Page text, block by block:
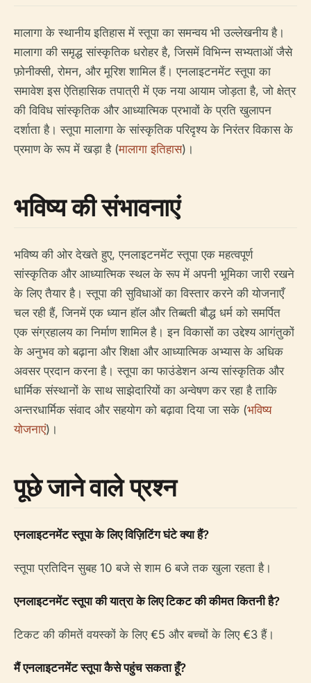
मालागा के स्थानीय इतिहास में स्तूपा का समन्वय भी उल्लेखनीय है।
मालागा की समृद्ध सांस्कृतिक धरोहर है, जिसमें विभिन्न सभ्यताओं जैसे
फ़ोनीक्सी, रोमन, और मूरिश शामिल हैं। एनलाइटनमेंट स्तूपा का
समावेश इस ऐतिहासिक तपात्री में एक नया आयाम जोड़ता है, जो क्षेत्र
की विविध सांस्कृतिक और आध्यात्मिक प्रभावों के प्रति खुलापन
दर्शाता है। स्तूपा मालागा के सांस्कृतिक परिदृश्य के निरंतर विकास के
प्रमाण के रूप में खड़ा है (मालागा इतिहास)।
भविष्य की संभावनाएं
भविष्य की ओर देखते हुए, एनलाइटनमेंट स्तूपा एक महत्वपूर्ण
सांस्कृतिक और आध्यात्मिक स्थल के रूप में अपनी भूमिका जारी रखने
के लिए तैयार है। स्तूपा की सुविधाओं का विस्तार करने की योजनाएँ
चल रही हैं, जिनमें एक ध्यान हॉल और तिब्बती बौद्ध धर्म को समर्पित
एक संग्रहालय का निर्माण शामिल है। इन विकासों का उद्देश्य आगंतुकों
के अनुभव को बढ़ाना और शिक्षा और आध्यात्मिक अभ्यास के अधिक
अवसर प्रदान करना है। स्तूपा का फाउंडेशन अन्य सांस्कृतिक और
धार्मिक संस्थानों के साथ साझेदारियों का अन्वेषण कर रहा है ताकि
अन्तरधार्मिक संवाद और सहयोग को बढ़ावा दिया जा सके (भविष्य
योजनाएं)।
पूछे जाने वाले प्रश्न
एनलाइटनमेंट स्तूपा के लिए विज़िटिंग घंटे क्या हैं?
स्तूपा प्रतिदिन सुबह 10 बजे से शाम 6 बजे तक खुला रहता है।
एनलाइटनमेंट स्तूपा की यात्रा के लिए टिकट की कीमत कितनी है?
टिकट की कीमतें वयस्कों के लिए €5 और बच्चों के लिए €3 हैं।
मैं एनलाइटनमेंट स्तूपा कैसे पहुंच सकता हूँ?